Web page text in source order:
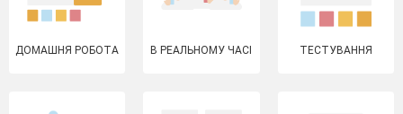
ДОМАШНЯ РОБОТА В РЕАЛЬНОМУ ЧАСІ ТЕСТУВАННЯ